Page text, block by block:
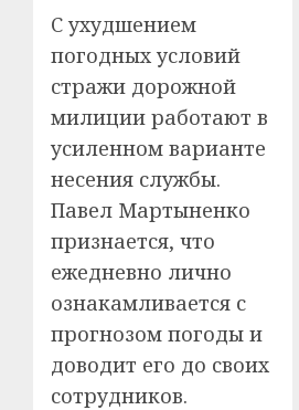
С ухудшением
погодных условий
стражи дорожной
милиции работают в
усиленном варианте
несения службы.
Павел Мартыненко
признается, что
ежедневно лично
ознакамливается с
прогнозом погоды и
доводит его до своих
сотрудников.